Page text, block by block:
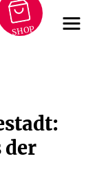
SHOP
der